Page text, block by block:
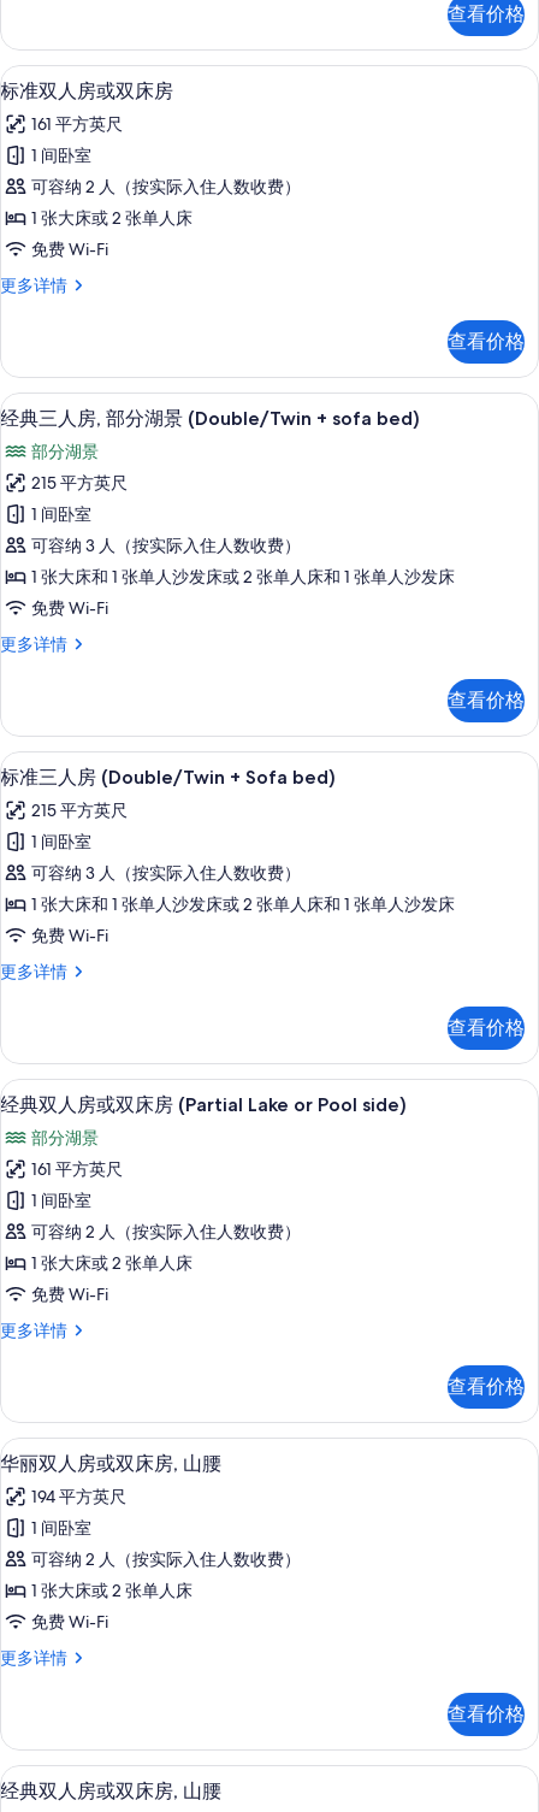
有
照
片
信
息
所
有
照
片
湖
景
(Maxi)
多
信
息
查看价格
显
示
标
准
双
人
或
床
房
的
所
有
照
片
标准双人房或双床房 | 迷你吧、客房
10
标准双人房或双床房
161 平方英尺
1 间卧室
可容纳 2 人（按实际入住人数收费）
1 张大床或 2 张单人床
免费 Wi-Fi
更多详情
标
房
或
双
房
更
多
信
息
查看价格
显
示
经
典
三
人
房,
分
景
(Double/Twin
+
sofa
bed)
的
所
有
片
经典三人房, 部分湖景 (Double/Twin
9
经典三人房, 部分湖景 (Double/Twin + sofa bed)
部分湖景
215 平方英尺
1 间卧室
可容纳 3 人（按实际入住人数收费）
1 张大床和 1 张单人沙发床或 2 张单人床和 1 张单人沙发床
免费 Wi-Fi
更多详情
经
房,
部
分
景
(Double/Twin
sofa
bed)
更
多
信
查看价格
显
示
标
准
三
人
(Double/Twin
bed)
的
所
有
照
片
标准三人房 (Double/Twin + Sofa
22
标准三人房 (Double/Twin + Sofa bed)
215 平方英尺
1 间卧室
可容纳 3 人（按实际入住人数收费）
1 张大床和 1 张单人沙发床或 2 张单人床和 1 张单人沙发床
免费 Wi-Fi
更多详情
标
房
(Double/Twin
+
Sofa
bed)
更
多
信
息
查看价格
显
示
经
典
双
人
房
双
房
(Partial
Lake
or
Pool
side)
的
所
有
照
经典双人房或双床房 (Partial Lake or
8
经典双人房或双床房 (Partial Lake or Pool side)
部分湖景
161 平方英尺
1 间卧室
可容纳 2 人（按实际入住人数收费）
1 张大床或 2 张单人床
免费 Wi-Fi
更多详情
经
房
或
双
房
(Partial
Lake
or
Pool
side)
更
多
查看价格
显
示
华
丽
双
人
或
床
房,
山
迷你吧、客房内保险箱、办公桌、笔
12
华丽双人房或双床房, 山腰
194 平方英尺
1 间卧室
可容纳 2 人（按实际入住人数收费）
1 张大床或 2 张单人床
免费 Wi-Fi
更多详情
华
房
或
双
查看价格
显
迷你吧、客房内保险箱、办公桌、笔
7
经典双人房或双床房, 山腰